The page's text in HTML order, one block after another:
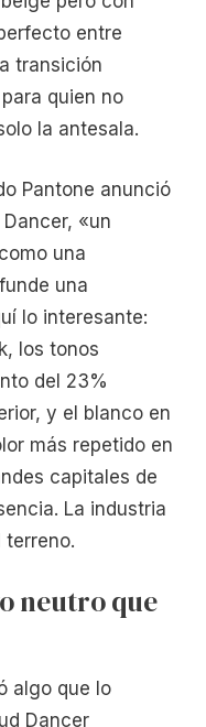
entre
transición
quien no
la antesala.
Pantone anunció
«un
una
una
lo interesante:
los tonos
del 23%
y el blanco en
más repetido en
capitales de
La industria
terreno.
neutro que
algo que lo
Dancer